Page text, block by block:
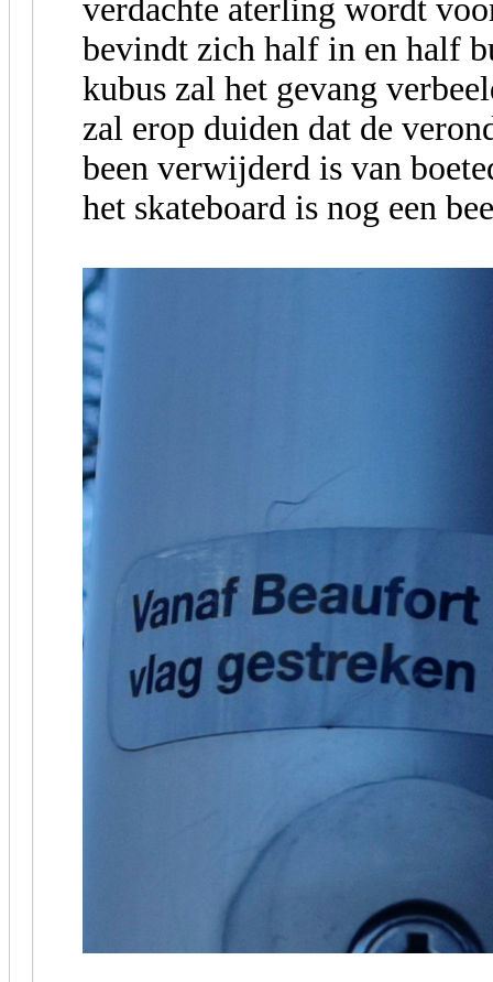
verdachte aterling wordt
bevindt zich half in en half
kubus zal het gevang
zal erop duiden dat de
been verwijderd is van
het skateboard is nog een